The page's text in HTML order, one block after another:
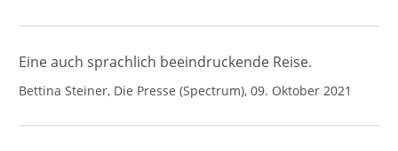
Eine auch sprachlich beeindruckende Reise.
Bettina Steiner, Die Presse (Spectrum), 09. Oktober 2021